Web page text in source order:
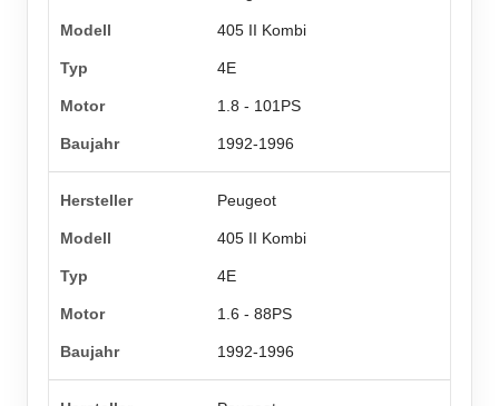
405 II Kombi
4E
1.8 - 101PS
1992-1996
Peugeot
405 II Kombi
4E
1.6 - 88PS
1992-1996